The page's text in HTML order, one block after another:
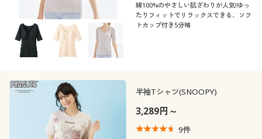
綿100%のやさしい肌ざわりが人気!ゆっ
たりフィットでリラックスできる、ソフ
トカップ付き5分袖
半袖Tシャツ(SNOOPY)
3,289円～
9件